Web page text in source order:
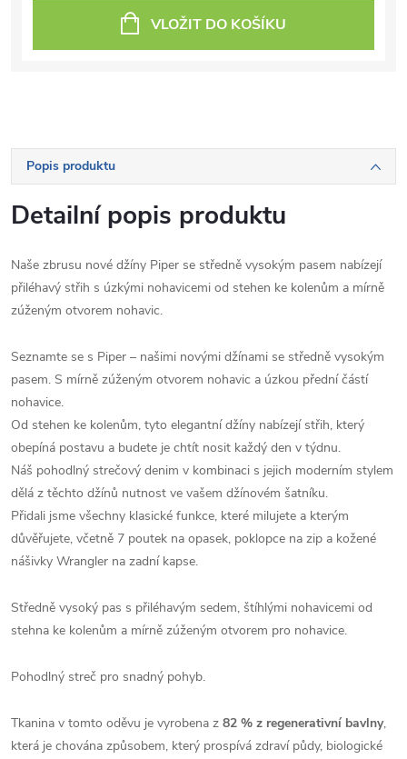
VLOŽIT DO KOŠÍKU
Popis produktu
Detailní popis produktu
Naše zbrusu nové džíny Piper se středně vysokým pasem nabízejí
přiléhavý střih s úzkými nohavicemi od stehen ke kolenům a mírně
zúženým otvorem nohavic.
Seznamte se s Piper – našimi novými džínami se středně vysokým
pasem. S mírně zúženým otvorem nohavic a úzkou přední částí
nohavice.
Od stehen ke kolenům, tyto elegantní džíny nabízejí střih, který
obepíná postavu a budete je chtít nosit každý den v týdnu.
Náš pohodlný strečový denim v kombinaci s jejich moderním stylem
dělá z těchto džínů nutnost ve vašem džínovém šatníku.
Přidali jsme všechny klasické funkce, které milujete a kterým
důvěřujete, včetně 7 poutek na opasek, poklopce na zip a kožené
nášivky Wrangler na zadní kapse.
Středně vysoký pas s přiléhavým sedem, štíhlými nohavicemi od
stehna ke kolenům a mírně zúženým otvorem pro nohavice.
Pohodlný streč pro snadný pohyb.
Tkanina v tomto oděvu je vyrobena z 82 % z regenerativní bavlny,
která je chována způsobem, který prospívá zdraví půdy, biologické